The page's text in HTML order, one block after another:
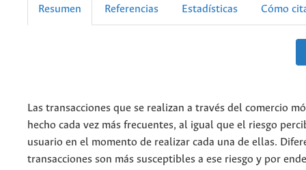
Resumen Referencias Estadísticas Cómo
Las transacciones que se realizan a través del comercio
hecho cada vez más frecuentes, al igual que el riesgo
usuario en el momento de realizar cada una de ellas.
transacciones son más susceptibles a ese riesgo y por